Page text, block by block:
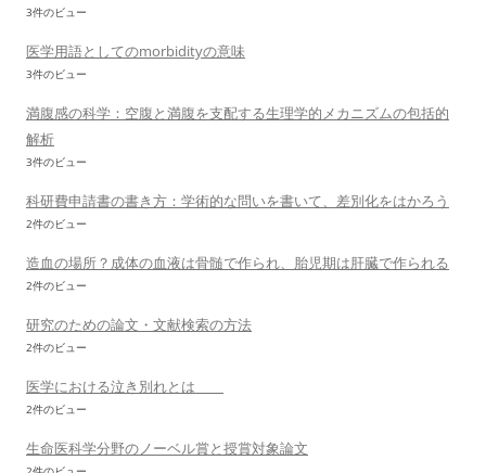
3件のビュー
医学用語としてのmorbidityの意味
3件のビュー
満腹感の科学：空腹と満腹を支配する生理学的メカニズムの包括的
解析
3件のビュー
科研費申請書の書き方：学術的な問いを書いて、差別化をはかろう
2件のビュー
造血の場所？成体の血液は骨髄で作られ、胎児期は肝臓で作られる
2件のビュー
研究のための論文・文献検索の方法
2件のビュー
医学における泣き別れとは
2件のビュー
生命医科学分野のノーベル賞と授賞対象論文